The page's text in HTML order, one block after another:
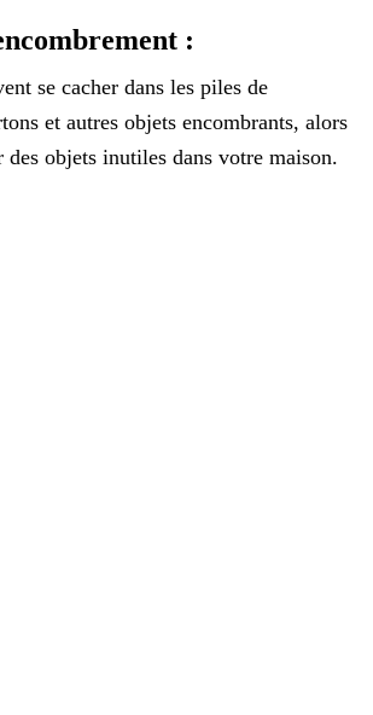
:
se cacher dans les piles de
et autres objets encombrants, alors
des objets inutiles dans votre maison.